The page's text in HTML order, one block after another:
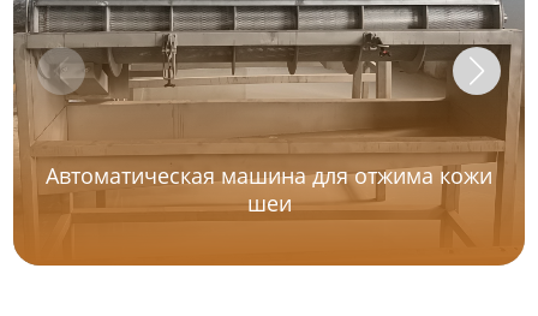
Автоматическая машина для отжима кожи
шеи